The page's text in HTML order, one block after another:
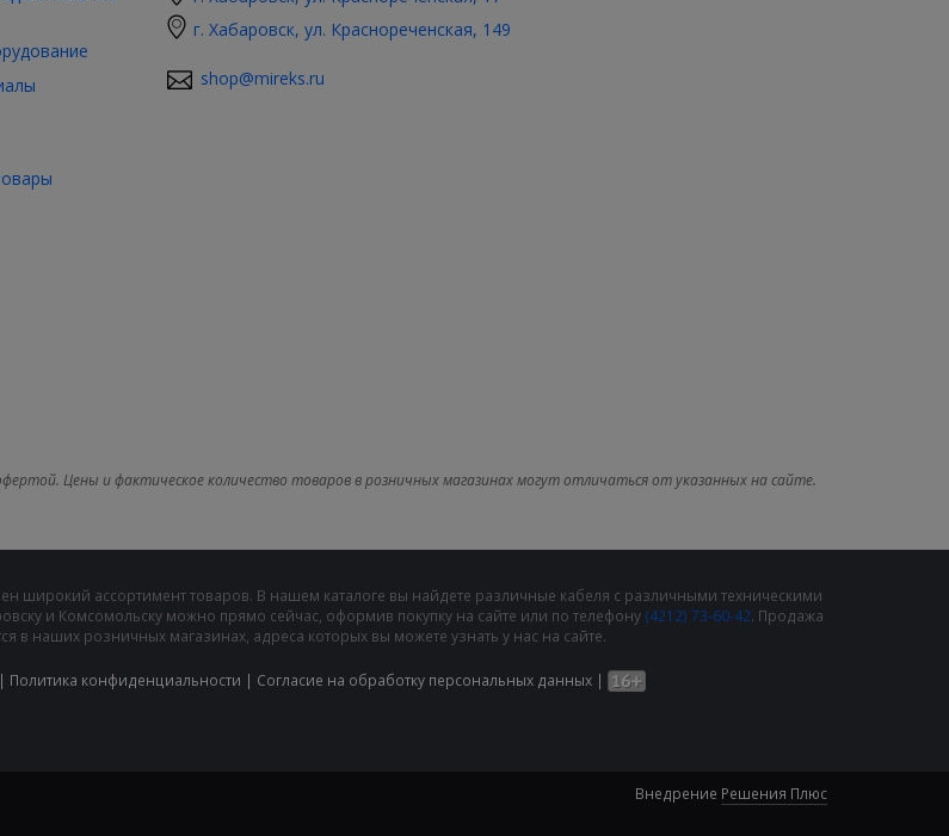
г. Хабаровск, ул. Краснореченская, 149
shop@mireks.ru
Цены и фактическое количество товаров в розничных магазинах могут отличаться от указанных на сайте.
широкий ассортимент товаров. В нашем каталоге вы найдете различные кабеля с различными техническими
и Комсомольску можно прямо сейчас, оформив покупку на сайте или по телефону (4212) 73-60-42. Продажа
в наших розничных магазинах, адреса которых вы можете узнать у нас на сайте.
| Политика конфиденциальности | Cогласие на обработку персональных данных |
Внедрение Решения Плюс